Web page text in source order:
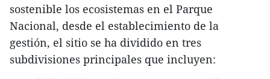
sostenible los ecosistemas en el Parque
Nacional, desde el establecimiento de la
gestión, el sitio se ha dividido en tres
subdivisiones principales que incluyen: